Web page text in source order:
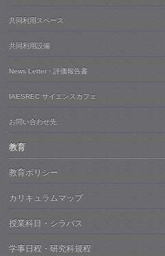
共同利用スペース
共同利用設備
News Letter・評価報告書
IAESREC サイエンスカフェ
お問い合わせ先
教育
教育ポリシー
カリキュラムマップ
授業科目・シラバス
学事日程・研究科規程